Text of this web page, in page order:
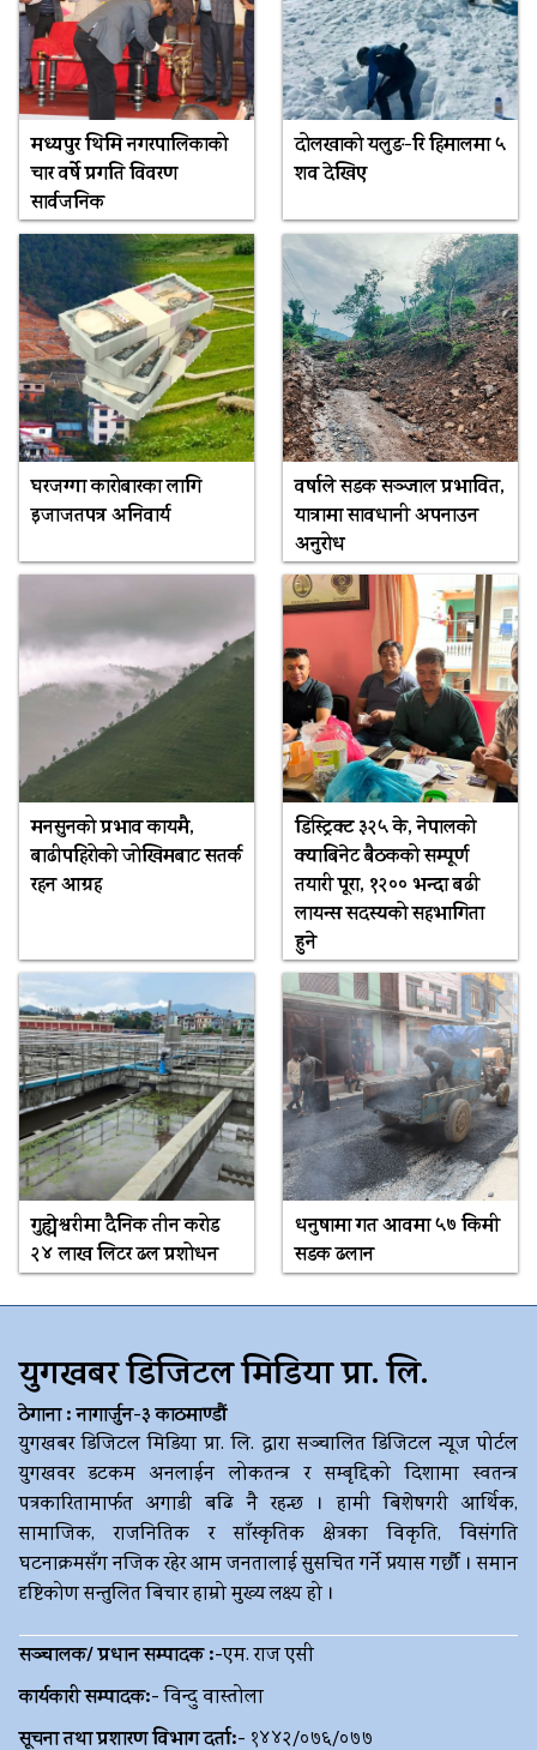
मध्यपुर थिमि नगरपालिकाको
चार वर्षे प्रगति विवरण
सार्वजनिक
दोलखाको यलुङ-रि हिमालमा ५
शव देखिए
घरजग्गा कारोबारका लागि
इजाजतपत्र अनिवार्य
वर्षाले सडक सञ्जाल प्रभावित,
यात्रामा सावधानी अपनाउन
अनुरोध
मनसुनको प्रभाव कायमै,
बाढीपहिरोको जोखिमबाट सतर्क
रहन आग्रह
डिस्ट्रिक्ट ३२५ के, नेपालको
क्याबिनेट बैठकको सम्पूर्ण
तयारी पूरा, १२०० भन्दा बढी
लायन्स सदस्यको सहभागिता
हुने
गुह्येश्वरीमा दैनिक तीन करोड
२४ लाख लिटर ढल प्रशोधन
धनुषामा गत आवमा ५७ किमी
सडक ढलान
युगखबर डिजिटल मिडिया प्रा. लि.
ठेगाना : नागार्जुन-३ काठमाण्डौं
युगखबर डिजिटल मिडिया प्रा. लि. द्धारा सञ्चालित डिजिटल न्यूज पोर्टल
युगखवर डटकम अनलाईन लोकतन्त्र र सम्बृद्दिको दिशामा स्वतन्त्र
पत्रकारितामार्फत अगाडी बढि नै रहन्छ । हामी बिशेषगरी आर्थिक,
सामाजिक, राजनितिक र साँस्कृतिक क्षेत्रका विकृति, विसंगति
घटनाक्रमसँग नजिक रहेर आम जनतालाई सुसचित गर्ने प्रयास गर्छौ । समान
दृष्टिकोण सन्तुलित बिचार हाम्रो मुख्य लक्ष्य हो ।
सञ्चालक/ प्रधान सम्पादक :-एम. राज एसी
कार्यकारी सम्पादक:-विन्दु वास्तोला
सूचना तथा प्रशारण विभाग दर्ता:- १४४२/०७६/०७७